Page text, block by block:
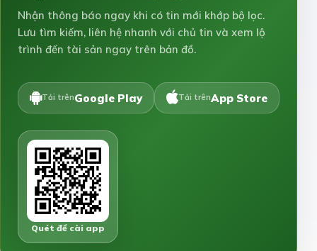
Nhận thông báo ngay khi có tin mới khớp bộ lọc.
Lưu tìm kiếm, liên hệ nhanh với chủ tin và xem lộ
trình đến tài sản ngay trên bản đồ.
Tải trênGoogle Play Tải trênApp Store
Quét để cài app